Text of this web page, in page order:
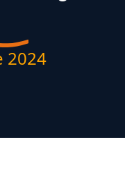
2024